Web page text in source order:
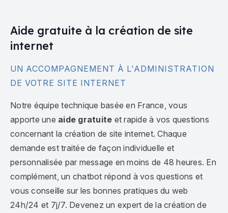
Aide gratuite à la création de site
internet
UN ACCOMPAGNEMENT À L'ADMINISTRATION
DE VOTRE SITE INTERNET
Notre équipe technique basée en France, vous
apporte une aide gratuite et rapide à vos questions
concernant la création de site internet. Chaque
demande est traitée de façon individuelle et
personnalisée par message en moins de 48 heures. En
complément, un chatbot répond à vos questions et
vous conseille sur les bonnes pratiques du web
24h/24 et 7j/7. Devenez un expert de la création de